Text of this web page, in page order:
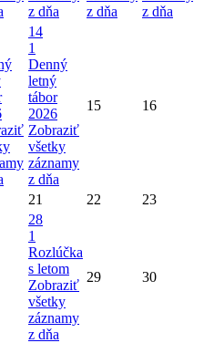
z dňa
z dňa
z dňa
14
1
Denný
letný
tábor
2026
Zobraziť
všetky
záznamy
z dňa
15 16
21 22 23
28
1
Rozlúčka
s letom
Zobraziť
všetky
záznamy
z dňa
29 30